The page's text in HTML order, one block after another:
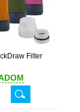
Filter